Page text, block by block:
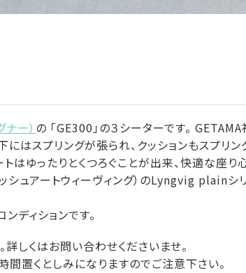
ー） の 「GE300」の３シーターです。
にはスプリングが張られ、クッションもスプリ
はゆったりとくつろぐことが出来、快適な座り
ュアートウィーヴィング）のLyngvig plainシ
ディションです。
詳しくはお問い合わせくださいませ。
置くとしみになりますのでご注意下さい。